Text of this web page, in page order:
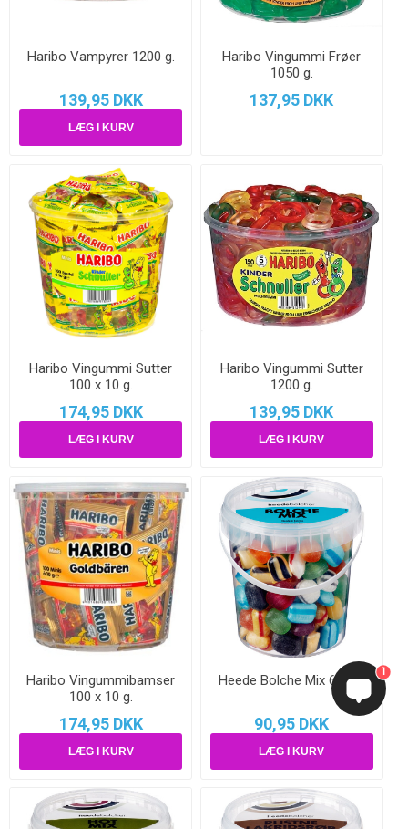
Haribo Vampyrer 1200 g.
139,95 DKK
Haribo Vingummi Frøer
1050 g.
137,95 DKK
Haribo Vingummi Sutter
100 x 10 g.
174,95 DKK
Haribo Vingummi Sutter
1200 g.
139,95 DKK
Haribo Vingummibamser
100 x 10 g.
174,95 DKK
Heede Bolche Mix 600 g.
90,95 DKK
1